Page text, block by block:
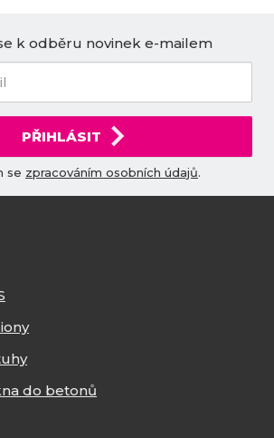
k odběru novinek e-mailem
PŘIHLÁSIT
se zpracováním osobních údajů.
do betonů